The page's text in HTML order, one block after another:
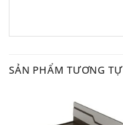
SẢN PHẨM TƯƠNG TỰ